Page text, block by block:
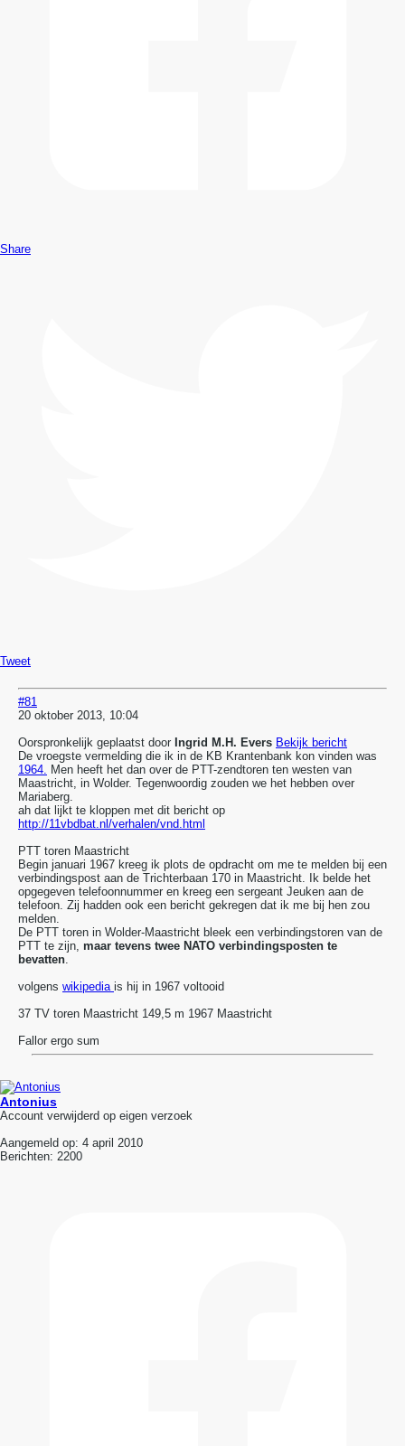
Share
Tweet
#81
20 oktober 2013, 10:04
Oorspronkelijk geplaatst door Ingrid M.H. Evers Bekijk bericht
De vroegste vermelding die ik in de KB Krantenbank kon vinden was
1964. Men heeft het dan over de PTT-zendtoren ten westen van
Maastricht, in Wolder. Tegenwoordig zouden we het hebben over
Mariaberg.
ah dat lijkt te kloppen met dit bericht op
http://11vbdbat.nl/verhalen/vnd.html
PTT toren Maastricht
Begin januari 1967 kreeg ik plots de opdracht om me te melden bij een
verbindingspost aan de Trichterbaan 170 in Maastricht. Ik belde het
opgegeven telefoonnummer en kreeg een sergeant Jeuken aan de
telefoon. Zij hadden ook een bericht gekregen dat ik me bij hen zou
melden.
De PTT toren in Wolder-Maastricht bleek een verbindingstoren van de
PTT te zijn, maar tevens twee NATO verbindingsposten te
bevatten.
volgens wikipedia is hij in 1967 voltooid
37 TV toren Maastricht 149,5 m 1967 Maastricht
Fallor ergo sum
Antonius
Account verwijderd op eigen verzoek
Aangemeld op: 4 april 2010
Berichten: 2200